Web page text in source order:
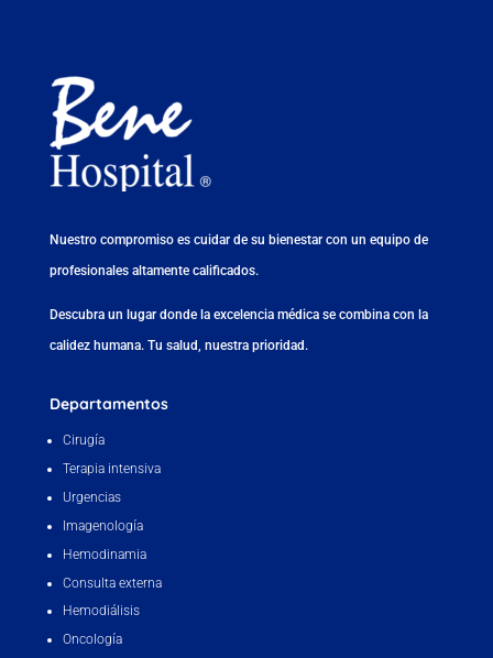
Nuestro compromiso es cuidar de su bienestar con un equipo de
profesionales altamente calificados.
Descubra un lugar donde la excelencia médica se combina con la
calidez humana. Tu salud, nuestra prioridad.
Departamentos
Cirugía
Terapia intensiva
Urgencias
Imagenología
Hemodinamia
Consulta externa
Hemodiálisis
Oncología